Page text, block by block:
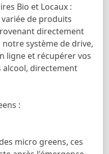
Bio et Locaux :
de produits
directement
notre système de drive,
ligne et récupérer vos
alcool, directement
:
micro greens, ces